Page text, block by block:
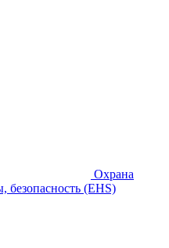
Охрана
безопасность (EHS)